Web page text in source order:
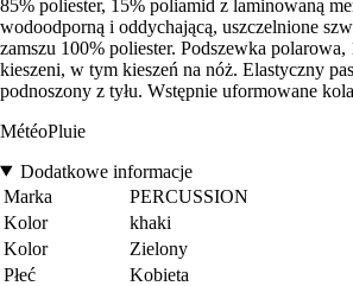
85% poliester, 15% poliamid z laminowaną
wodoodporną i oddychającą, uszczelnione
zamszu 100% poliester. Podszewka polarowa,
kieszeni, w tym kieszeń na nóż. Elastyczny
podnoszony z tyłu. Wstępnie uformowane
MétéoPluie
Dodatkowe informacje
Marka
PERCUSSION
Kolor
khaki
Kolor
Zielony
Płeć
Kobieta